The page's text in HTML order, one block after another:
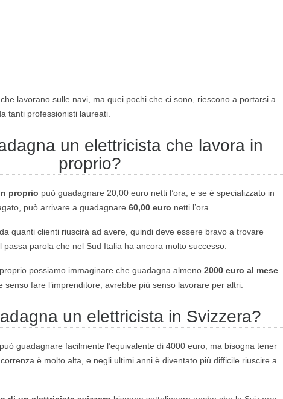
lavorano sulle navi, ma quei pochi che ci sono, riescono a portarsi a
tanti professionisti laureati.
un elettricista che lavora in
proprio?
proprio può guadagnare 20,00 euro netti l’ora, e se è specializzato in
può arrivare a guadagnare 60,00 euro netti l’ora.
quanti clienti riuscirà ad avere, quindi deve essere bravo a trovare
parola che nel Sud Italia ha ancora molto successo.
possiamo immaginare che guadagna almeno 2000 euro al mese
senso fare l’imprenditore, avrebbe più senso lavorare per altri.
un elettricista in Svizzera?
può guadagnare facilmente l’equivalente di 4000 euro, ma bisogna tener
è molto alta, e negli ultimi anni è diventato più difficile riuscire a